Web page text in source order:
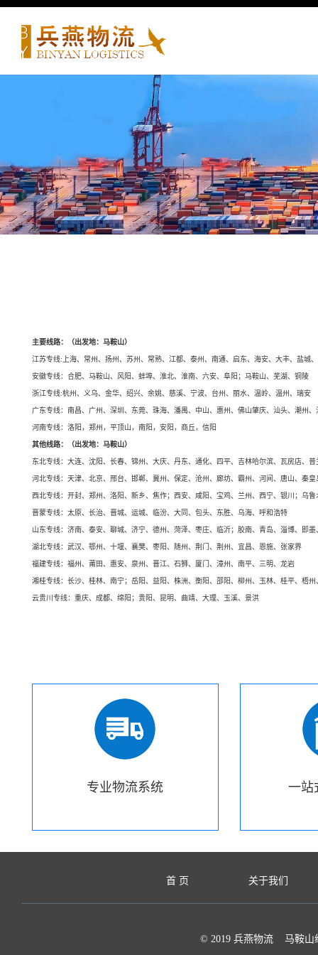
主要线路：（出发地：马鞍山）
江苏专线:上海、常州、扬州、苏州、常熟、江都、泰州、南通、启东、海安、大丰、盐城
安徽专线：合肥、马鞍山、风阳、蚌埠、淮北、淮南、六安、阜阳；马鞍山、芜湖、铜陵
浙江专线:杭州、义乌、金华、绍兴、余姚、慈溪、宁波、台州、丽水、温岭、温州、瑞安
广东专线：南昌、广州、深圳、东莞、珠海、潘禺、中山、惠州、佛山肇庆、汕头、潮州
河南专线：洛阳，郑州，平顶山，南阳，安阳，商丘，信阳
其他线路：（出发地：马鞍山）
东北专线：大连、沈阳、长春、锦州、大庆、丹东、通化、四平、吉林哈尔滨、瓦房店、
河北专线：天津、北京、邢台、邯郸、冀州、保定、沧州、廊坊、霸州、河间、唐山、秦
西北专线：开封、郑州、洛阳、新乡、焦作；西安、咸阳、宝鸡、兰州、西宁、银川；乌鲁
晋蒙专线：太原、长治、晋城、运城、临汾、大同、包头、东胜、乌海、呼和浩特
山东专线：济南、泰安、聊城、济宁、德州、菏泽、枣庄、临沂；胶南、青岛、淄博、即
湖北专线：武汉、鄂州、十堰、襄樊、枣阳、随州、荆门、荆州、宜昌、恩施、张家界
福建专线：福州、莆田、惠安、泉州、晋江、石狮、厦门、漳州、南平、三明、龙岩
湘桂专线：长沙、桂林、南宁；岳阳、益阳、株洲、衡阳、邵阳、柳州、玉林、桂平、梧州
云贵川专线：重庆、成都、绵阳；贵阳、昆明、曲靖、大理、玉溪、景洪
专业物流系统 一站
首 页 关于我们
© 2019 兵燕物流 马鞍山